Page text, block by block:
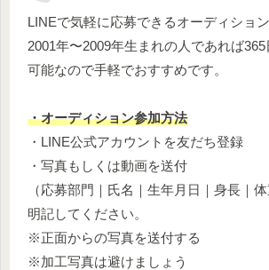
LINEで気軽に応募できるオーディション
2001年〜2009年生まれの人であれば
可能なので手軽でおすすめです。
・オーディション参加方法
・LINE公式アカウントを友だち登録
・写真もしくは動画を送付
（応募部門｜氏名｜生年月日｜身長｜
明記してください。
※正面からの写真を送付する
※加工写真は避けましょう